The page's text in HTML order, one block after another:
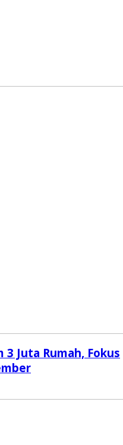
3 Juta Rumah, Fokus